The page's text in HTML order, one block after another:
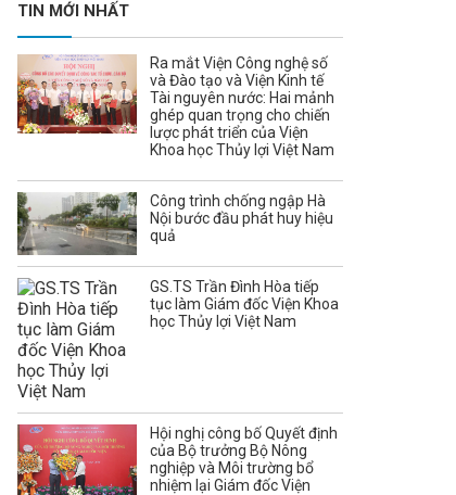
TIN MỚI NHẤT
Ra mắt Viện Công nghệ số
và Đào tạo và Viện Kinh tế
Tài nguyên nước: Hai mảnh
ghép quan trọng cho chiến
lược phát triển của Viện
Khoa học Thủy lợi Việt Nam
Công trình chống ngập Hà
Nội bước đầu phát huy hiệu
quả
GS.TS Trần Đình Hòa tiếp
tục làm Giám đốc Viện Khoa
học Thủy lợi Việt Nam
Hội nghị công bố Quyết định
của Bộ trưởng Bộ Nông
nghiệp và Môi trường bổ
nhiệm lại Giám đốc Viện